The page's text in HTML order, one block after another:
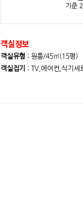
객실정보
객실유형 : 원룸/45㎡(15평)
객실집기
: TV,에어컨,식기세